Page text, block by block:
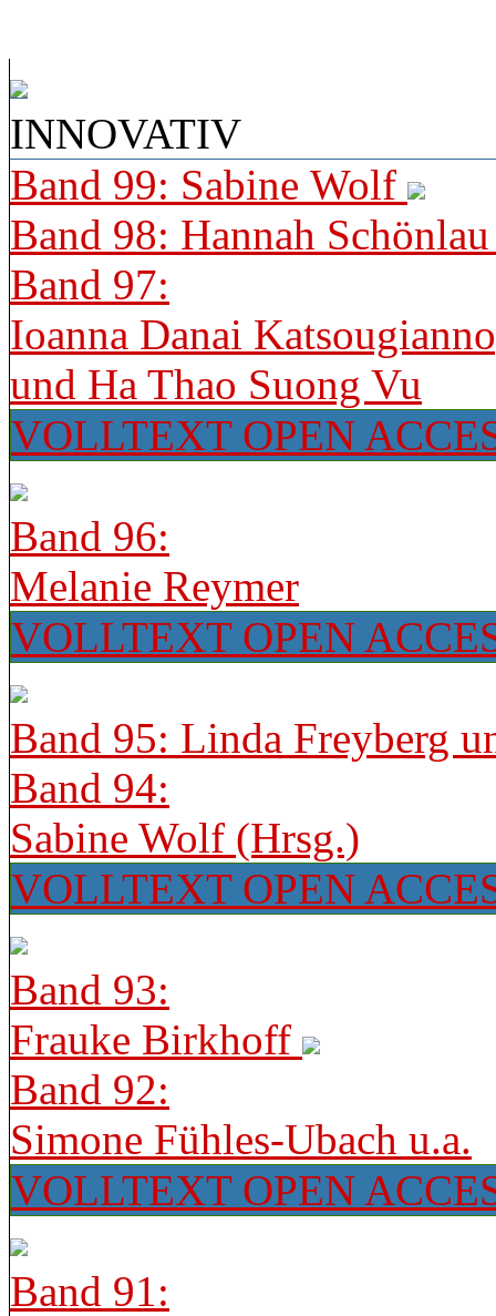
INNOVATIV
Band 99: Sabine Wolf
Band 98: Hannah
Band 97:
Ioanna Danai
und Ha Thao Suong Vu
VOLLTEXT OPEN
Band 96:
Melanie Reymer
VOLLTEXT OPEN
Band 95: Linda Freyberg
Band 94:
Sabine Wolf (Hrsg.)
VOLLTEXT OPEN
Band 93:
Frauke Birkhoff
Band 92:
Simone Fühles-Ubach u.a.
VOLLTEXT OPEN
Band 91: